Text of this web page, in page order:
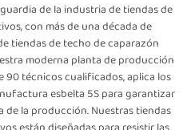
de la industria de tiendas de
con más de una década de
tiendas de techo de caparazón
moderna planta de producción
90 técnicos cualificados, aplica los
esbelta 5S para garantizar
de la producción. Nuestras tiendas